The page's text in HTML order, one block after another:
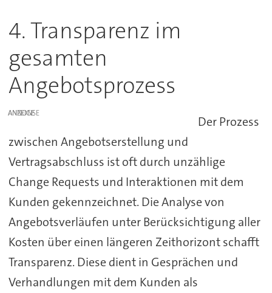
4. Transparenz im
gesamten
Angebotsprozess
ANZEIGE
Der Prozess
zwischen Angebotserstellung und
Vertragsabschluss ist oft durch unzählige
Change Requests und Interaktionen mit dem
Kunden gekennzeichnet. Die Analyse von
Angebotsverläufen unter Berücksichtigung aller
Kosten über einen längeren Zeithorizont schafft
Transparenz. Diese dient in Gesprächen und
Verhandlungen mit dem Kunden als